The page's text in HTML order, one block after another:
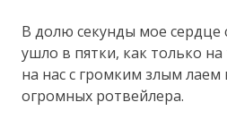
В долю секунды мое сердце
ушло в пятки, как только
на нас с громким злым лаем
огромных ротвейлера.